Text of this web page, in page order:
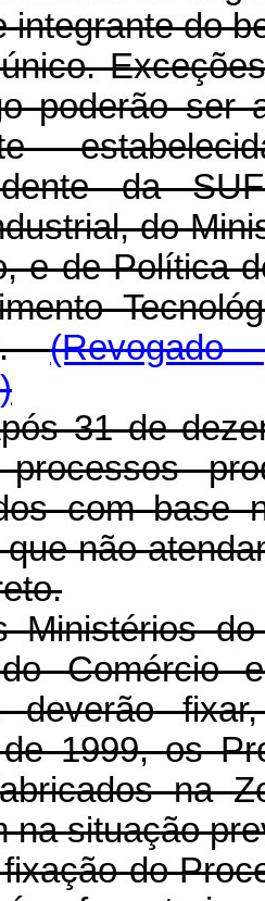
integrante do
poderão ser
da
do
e de Política
31 de
com base
não
Ministérios
do
deverão
1999, os
na
na situação
do